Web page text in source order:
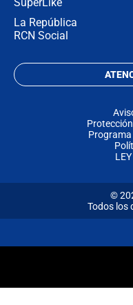
La República
RCN Social
Programa
©
Todos los